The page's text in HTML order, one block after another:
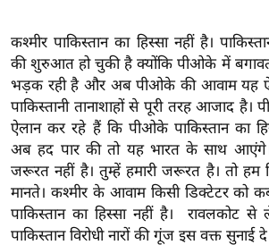
ग
त
वि
शे
ष
ज्ञ
रा
य
ब
कश्मीर पाकिस्तान का हिस्सा नहीं है।
की शुरुआत हो चुकी है क्योंकि पीओके में
भड़क रही है और अब पीओके की आवाम यह
पाकिस्तानी तानाशाहों से पूरी तरह आजाद
ऐलान कर रहे हैं कि पीओके पाकिस्तान का
अब हद पार की तो यह भारत के साथ आएंगे।
जरूरत नहीं है। तुम्हें हमारी जरूरत है। तो हम
मानते। कश्मीर के आवाम किसी डिक्टेटर को
पाकिस्तान का हिस्सा नहीं है। रावलकोट
पाकिस्तान विरोधी नारों की गूंज इस वक्त सुनाई दे